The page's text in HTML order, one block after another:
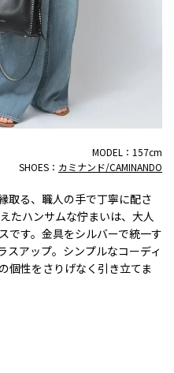
MODEL：157cm
SHOES： カミナンド/CAMINANDO
取る、職人の手で丁寧に配さ
たハンサムな佇まいは、大人
です。金具をシルバーで統一す
スアップ。シンプルなコーディ
個性をさりげなく引き立てま